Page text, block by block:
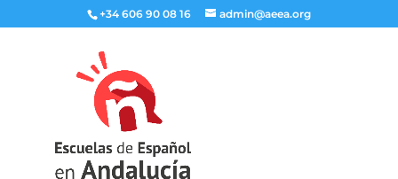
+34 606 90 08 16 admin@aeea.org